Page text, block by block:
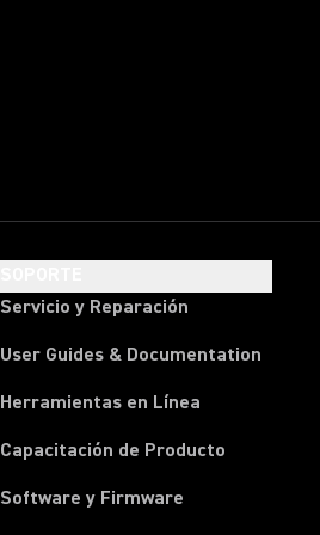
Servicio y Reparación
User Guides & Documentation
Herramientas en Línea
Capacitación de Producto
Software y Firmware